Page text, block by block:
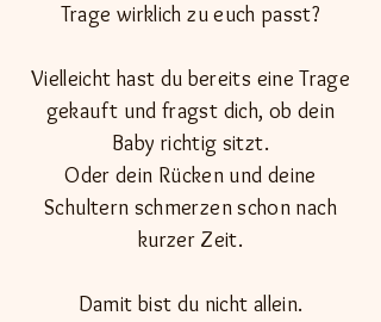
Trage wirklich zu euch passt?
Vielleicht hast du bereits eine Trage
gekauft und fragst dich, ob dein
Baby richtig sitzt.
Oder dein Rücken und deine
Schultern schmerzen schon nach
kurzer Zeit.
Damit bist du nicht allein.